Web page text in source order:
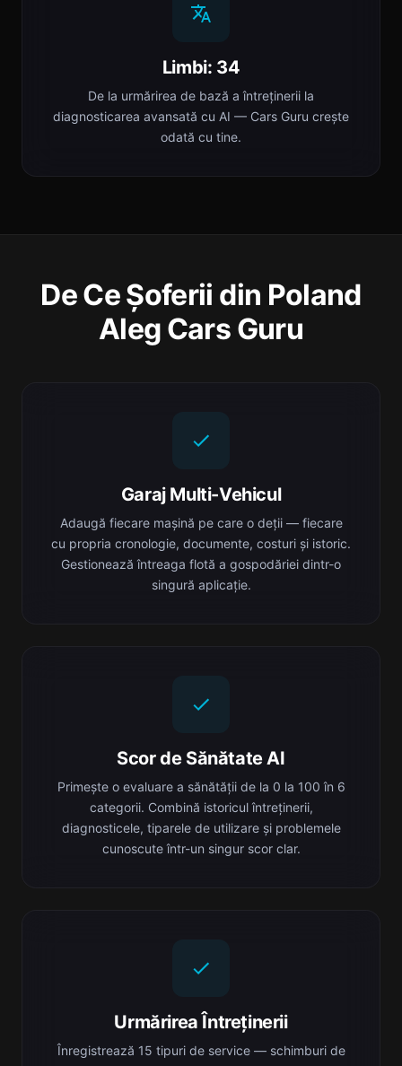
Limbi: 34
De la urmărirea de bază a întreținerii la
diagnosticarea avansată cu AI — Cars Guru crește
odată cu tine.
De Ce Șoferii din Poland
Aleg Cars Guru
Garaj Multi-Vehicul
Adaugă fiecare mașină pe care o deții — fiecare
cu propria cronologie, documente, costuri și istoric.
Gestionează întreaga flotă a gospodăriei dintr-o
singură aplicație.
Scor de Sănătate AI
Primește o evaluare a sănătății de la 0 la 100 în 6
categorii. Combină istoricul întreținerii,
diagnosticele, tiparele de utilizare și problemele
cunoscute într-un singur scor clar.
Urmărirea Întreținerii
Înregistrează 15 tipuri de service — schimburi de